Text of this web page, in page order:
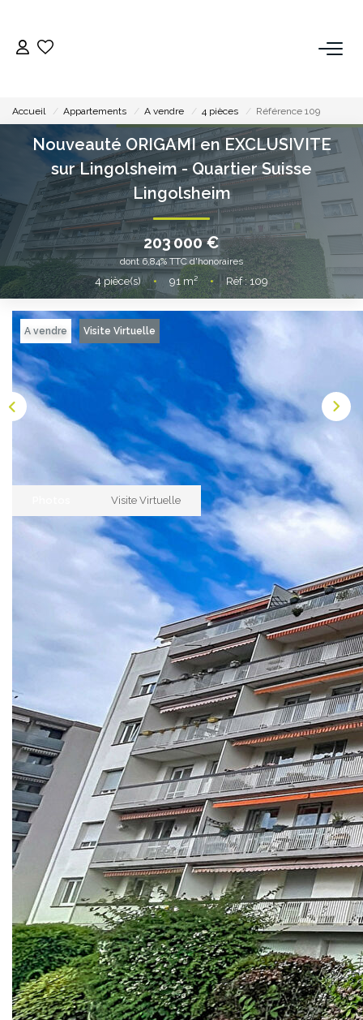
ACHETER
LOUER
VENDRE
Pourquoi Nous Choisir ?
Nos Biens Vendus
GESTION
NOS AGENCES
Les Agences Origami
Notre Philosophie
Notre Équipe
Nous Rejoindre
Vos Avis
Blog
ESPACE BAILLEURS
ESPACE VENDEUR
CONTACT
Accueil Appartements A vendre 4 pièces Référence 109
Nouveauté ORIGAMI en EXCLUSIVITE
sur Lingolsheim - Quartier Suisse
Lingolsheim
203 000 €
dont 6,84% TTC d'honoraires
4pièce(s) • 91 m² • Réf : 109
A vendre Visite Virtuelle
Visite Virtuelle
Nouveauté à LINGOLSHEIM - Quartier Suisse
Dans bel immeuble des années 70 parfaitement
entretenu au 1er étage , nous vous proposons cet
appartement de 4P de 91.21 m² à rénover.
Il se compose d'une entrée, d'une cuisine ouvrant sur
un premier balcon à l'arrière de l'immeuble, un double
séjour avec un second grand balcon côté OUEST, un
dégagement agrémenté de placards, un WC séparé,
une salle de bains et deux chambres confortables
(17.57 m² et 12.87 m²).
Chauffage collectif au gaz, la chaudière a été
remplacée en 2016 et est à condensation
(performante - dernière génération)
En annexe, un garage de très bonne taille et une cave